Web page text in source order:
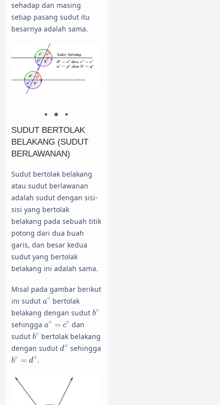
sehadap dan masing
setiap pasang sudut itu
besarnya adalah sama.
SUDUT BERTOLAK
BELAKANG (SUDUT
BERLAWANAN)
Sudut bertolak belakang
atau sudut berlawanan
adalah sudut dengan sisi-
sisi yang bertolak
belakang pada sebuah titik
potong dari dua buah
garis, dan besar kedua
sudut yang bertolak
belakang ini adalah sama.
Misal pada gambar berikut
ini sudut a∘
a∘bertolak
belakang dengan sudut b∘
b∘
sehingga a∘ = c∘
a∘ =c ∘ dan
sudut b∘
b∘bertolak belakang
dengan sudut d∘
d∘ sehingga
b∘ = d∘
b∘ =d∘.